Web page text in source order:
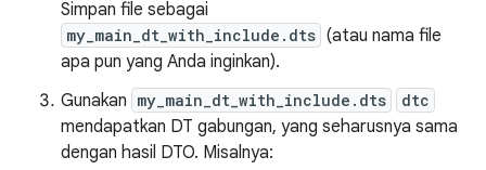
Simpan file sebagai
my_main_dt_with_include.dts (atau nama file
apa pun yang Anda inginkan).
Gunakan my_main_dt_with_include.dts dtc
mendapatkan DT gabungan, yang seharusnya sama
dengan hasil DTO. Misalnya: